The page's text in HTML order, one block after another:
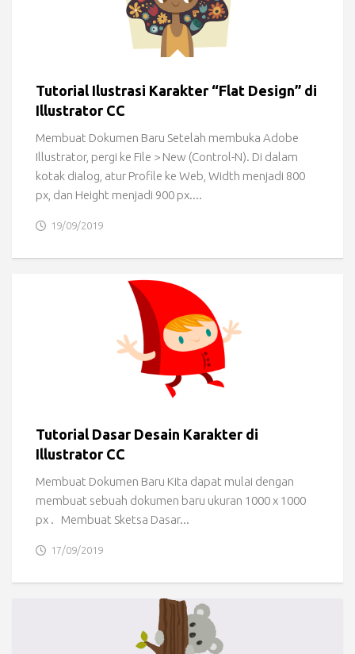
Tutorial Ilustrasi Karakter “Flat Design” di
Illustrator CC
Membuat Dokumen Baru Setelah membuka Adobe
Illustrator, pergi ke File > New (Control-N). Di dalam
kotak dialog, atur Profile ke Web, Width menjadi 800
px, dan Height menjadi 900 px....
19/09/2019
Tutorial Dasar Desain Karakter di
Illustrator CC
Membuat Dokumen Baru Kita dapat mulai dengan
membuat sebuah dokumen baru ukuran 1000 x 1000
px . Membuat Sketsa Dasar...
17/09/2019